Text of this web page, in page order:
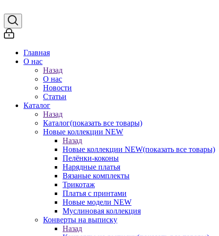
Главная
О нас
Назад
О нас
Новости
Статьи
Каталог
Назад
Каталог(показать все товары)
Новые коллекции NEW
Назад
Новые коллекции NEW(показать все товары)
Пелёнки-коконы
Нарядные платья
Вязаные комплекты
Трикотаж
Платья с принтами
Новые модели NEW
Муслиновая коллекция
Конверты на выписку
Назад